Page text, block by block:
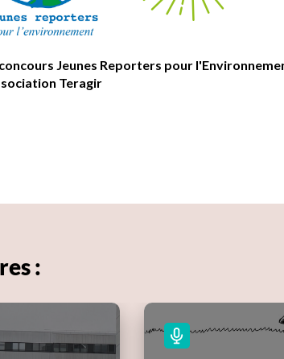
Jeunes Reporters pour
Teragir
: